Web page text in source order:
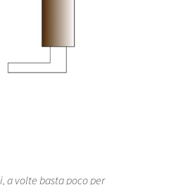
a volte basta poco per